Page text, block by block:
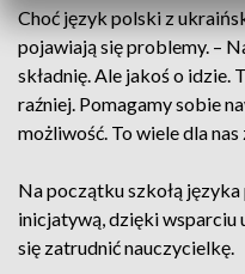
Choć język polski z
pojawiają się problemy. –
składnię. Ale jakoś o idzie.
raźniej. Pomagamy sobie
możliwość. To wiele dla
Na początku szkołą
inicjatywą, dzięki wsparciu
się zatrudnić nauczycielkę.